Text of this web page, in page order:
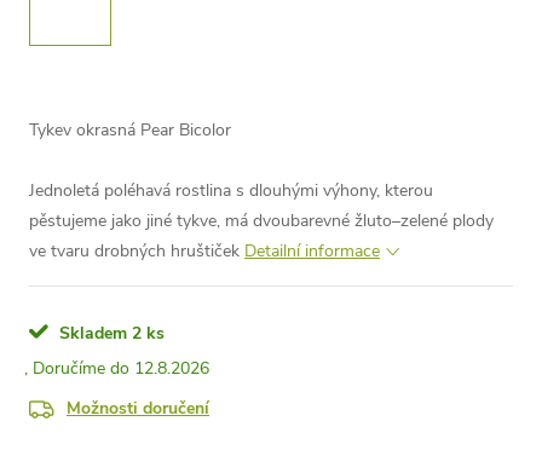
Tykev okrasná Pear Bicolor
Jednoletá poléhavá rostlina s dlouhými výhony, kterou
pěstujeme jako jiné tykve, má dvoubarevné žluto–zelené plody
ve tvaru drobných hruštiček Detailní informace
Skladem 2 ks
12.8.2026
Možnosti doručení